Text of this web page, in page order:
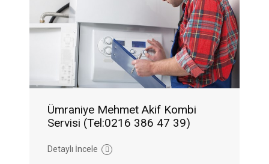
Ümraniye Mehmet Akif Kombi
Servisi (Tel:0216 386 47 39)
Detaylı İncele